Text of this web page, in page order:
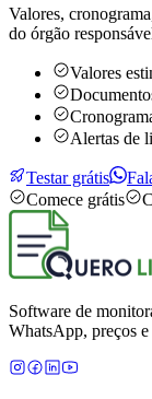
Valores,
do órgão
Valores
Alertas de
Testar grátis
Comece grátis
Software de
WhatsApp, preços